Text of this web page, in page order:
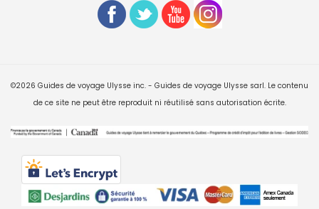
©2026 Guides de voyage Ulysse inc. - Guides de voyage Ulysse sarl. Le contenu
de ce site ne peut être reproduit ni réutilisé sans autorisation écrite.